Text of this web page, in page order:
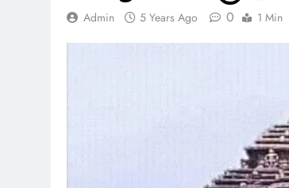
Admin 5 Years Ago 0 1 Min